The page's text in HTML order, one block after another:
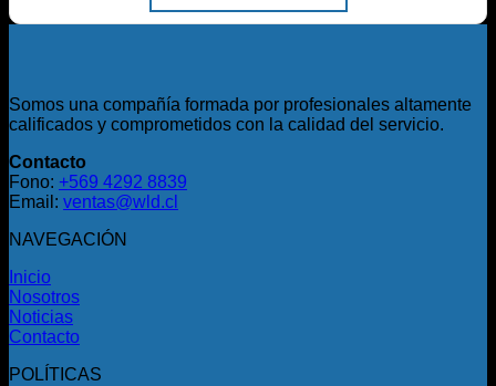
Somos una compañía formada por profesionales altamente
calificados y comprometidos con la calidad del servicio.
Contacto
Fono: +569 4292 8839
Email: ventas@wld.cl
NAVEGACIÓN
Inicio
Nosotros
Noticias
Contacto
POLÍTICAS